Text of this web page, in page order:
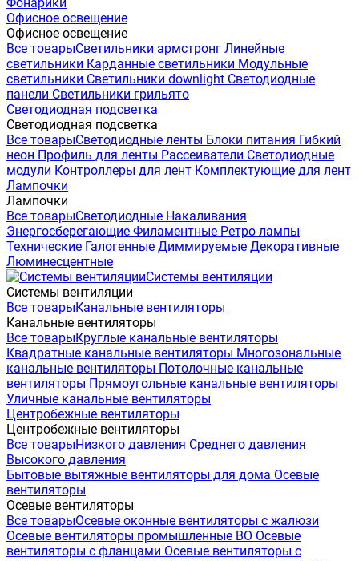
Офисное освещение
Офисное освещение
Все товарыСветильники армстронг Линейные
светильники Карданные светильники Модульные
светильники Светильники downlight Светодиодные
панели Светильники грильято
Светодиодная подсветка
Светодиодная подсветка
Все товарыСветодиодные ленты Блоки питания Гибкий
неон Профиль для ленты Рассеиватели Светодиодные
модули Контроллеры для лент Комплектующие для лент
Лампочки
Лампочки
Все товарыСветодиодные Накаливания
Энергосберегающие Филаментные Ретро лампы
Технические Галогенные Диммируемые Декоративные
Люминесцентные
Системы вентиляции
Системы вентиляции
Все товарыКанальные вентиляторы
Канальные вентиляторы
Все товарыКруглые канальные вентиляторы
Квадратные канальные вентиляторы Многозональные
канальные вентиляторы Потолочные канальные
вентиляторы Прямоугольные канальные вентиляторы
Уличные канальные вентиляторы
Центробежные вентиляторы
Центробежные вентиляторы
Все товарыНизкого давления Среднего давления
Высокого давления
Бытовые вытяжные вентиляторы для дома Осевые
вентиляторы
Осевые вентиляторы
Все товарыОсевые оконные вентиляторы с жалюзи
Осевые вентиляторы промышленные ВО Осевые
вентиляторы с фланцами Осевые вентиляторы с